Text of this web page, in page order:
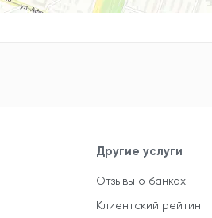
Другие услуги
Отзывы о банках
Клиентский рейтинг